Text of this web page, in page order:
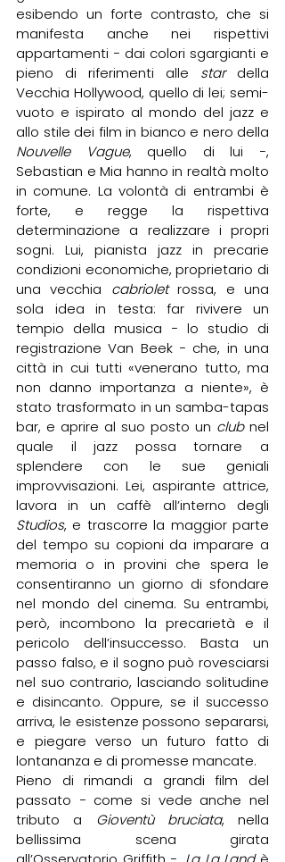
esibendo un forte contrasto, che si
manifesta anche nei rispettivi
appartamenti − dai colori sgargianti e
pieno di riferimenti alle star della
Vecchia Hollywood, quello di lei; semi-
vuoto e ispirato al mondo del jazz e
Nouvelle Vague, quello di lui −,
Sebastian e Mia hanno in realtà molto
in comune. La volontà di entrambi è
forte, e regge la rispettiva
determinazione a realizzare i propri
sogni. Lui, pianista jazz in precarie
condizioni economiche, proprietario di
una vecchia cabriolet rossa, e una
sola idea in testa: far rivivere un
tempio della musica − lo studio di
registrazione Van Beek − che, in una
città in cui tutti «venerano tutto, ma
non danno importanza a niente», è
stato trasformato in un samba-tapas
bar, e aprire al suo posto un club nel
quale il jazz possa tornare a
splendere con le sue geniali
improvvisazioni. Lei, aspirante attrice,
Studios, e trascorre la maggior parte
del tempo su copioni da imparare a
memoria o in provini che spera le
consentiranno un giorno di sfondare
nel mondo del cinema. Su entrambi,
però, incombono la precarietà e il
pericolo dell’insuccesso. Basta un
passo falso, e il sogno può rovesciarsi
nel suo contrario, lasciando solitudine
e disincanto. Oppure, se il successo
arriva, le esistenze possono separarsi,
e piegare verso un futuro fatto di
lontananza e di promesse mancate.
Pieno di rimandi a grandi film del
passato − come si vede anche nel
tributo a Gioventù bruciata, nella
bellissima scena girata